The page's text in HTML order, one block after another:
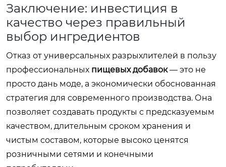
Заключение: инвестиция в
качество через правильный
выбор ингредиентов
Отказ от универсальных разрыхлителей в пользу
профессиональных пищевых добавок— это не
просто дань моде, а экономически обоснованная
стратегия для современного производства. Она
позволяет создавать продукты с предсказуемым
качеством, длительным сроком хранения и
чистым составом, которые высоко ценятся
розничными сетями и конечными